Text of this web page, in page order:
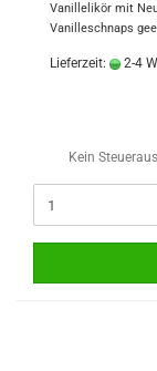
Vanillelikör mit
Vanilleschnaps
Lieferzeit: 2-4
Kein